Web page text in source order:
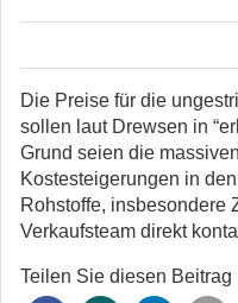
Die Preise für die
sollen laut Drewsen in
Grund seien die
Kostesteigerungen in
Rohstoffe, insbesondere
Verkaufsteam direkt
Teilen Sie diesen Beitrag